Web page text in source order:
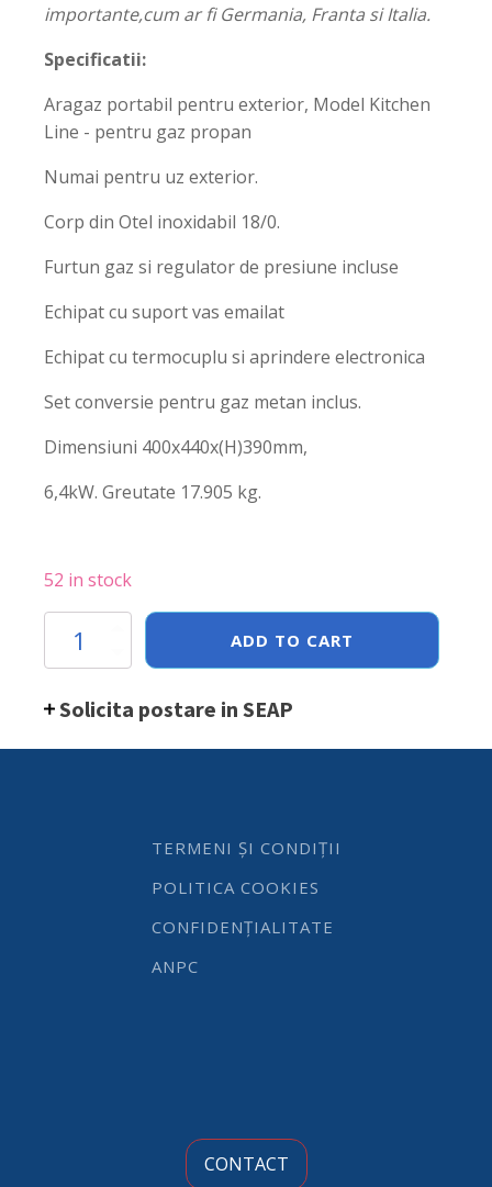
importante,cum ar fi Germania, Franta si Italia.
Specificatii:
Aragaz portabil pentru exterior, Model Kitchen
Line - pentru gaz propan
Numai pentru uz exterior.
Corp din Otel inoxidabil 18/0.
Furtun gaz si regulator de presiune incluse
Echipat cu suport vas emailat
Echipat cu termocuplu si aprindere electronica
Set conversie pentru gaz metan inclus.
Dimensiuni 400x440x(H)390mm,
6,4kW. Greutate 17.905 kg.
52 in stock
Aragaz
Hokker
"Big
quantity
ADD TO CART
Solicita postare in SEAP
TERMENI ȘI CONDIȚII
POLITICA COOKIES
CONFIDENȚIALITATE
ANPC
CONTACT